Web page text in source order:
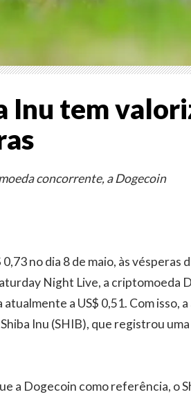
Inu tem
concorrente, a Dogecoin
no dia 8 de maio, às vésperas
Night Live, a criptomoeda
a US$ 0,51. Com isso,
Inu (SHIB), que registrou
a Dogecoin como referência, o